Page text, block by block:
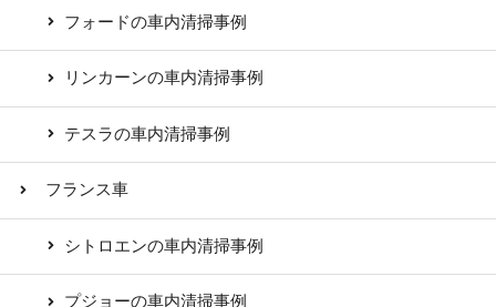
フォードの車内清掃事例
リンカーンの車内清掃事例
テスラの車内清掃事例
フランス車
シトロエンの車内清掃事例
プジョーの車内清掃事例